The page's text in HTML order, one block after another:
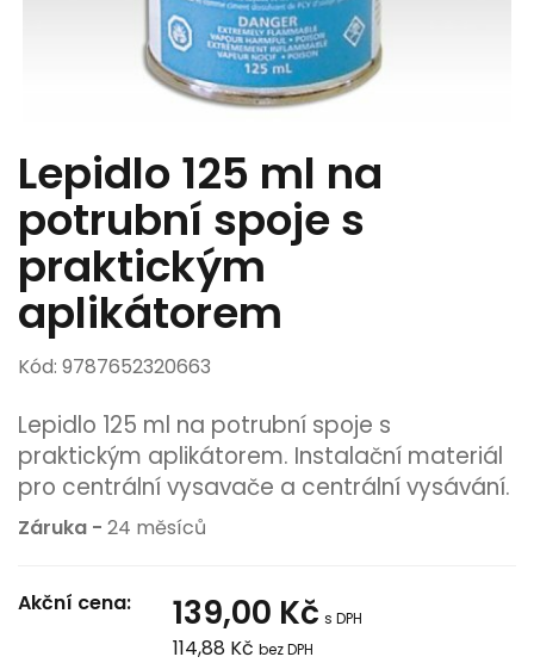
Lepidlo 125 ml na
potrubní spoje s
praktickým
aplikátorem
Kód: 9787652320663
Lepidlo 125 ml na potrubní spoje s
praktickým aplikátorem. Instalační materiál
pro centrální vysavače a centrální vysávání.
Záruka - 24 měsíců
Akční cena: 139,00 Kč s DPH
114,88 Kč bez DPH